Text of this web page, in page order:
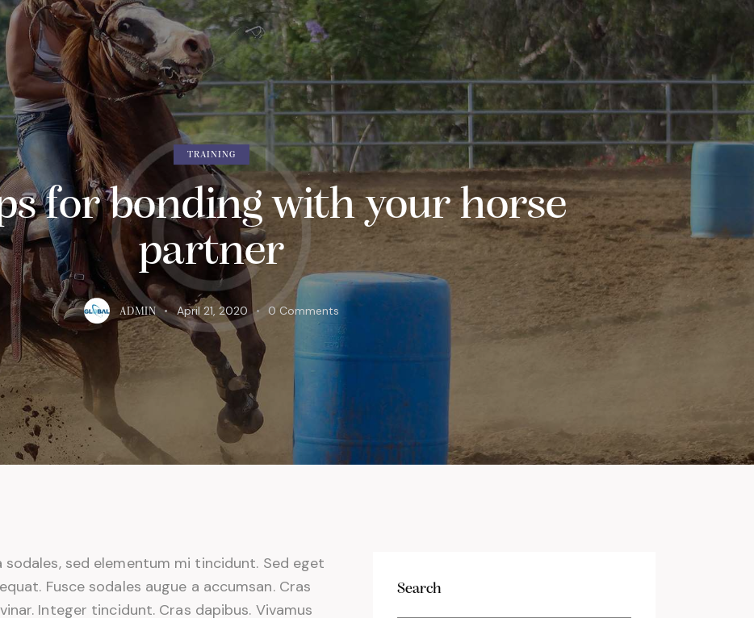
TRAINING
for bonding with your horse
partner
ADMIN April 21, 2020 0 Comments
sodales, sed elementum mi tincidunt. Sed eget
Fusce sodales augue a accumsan. Cras
Integer tincidunt. Cras dapibus. Vivamus
Search